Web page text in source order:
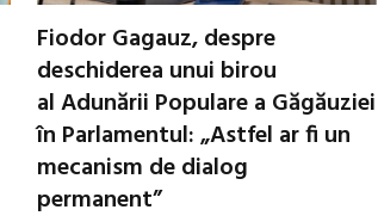
Fiodor Gagauz, despre
deschiderea unui birou
al Adunării Populare a Găgăuziei
în Parlamentul: „Astfel ar fi un
mecanism de dialog
permanent”